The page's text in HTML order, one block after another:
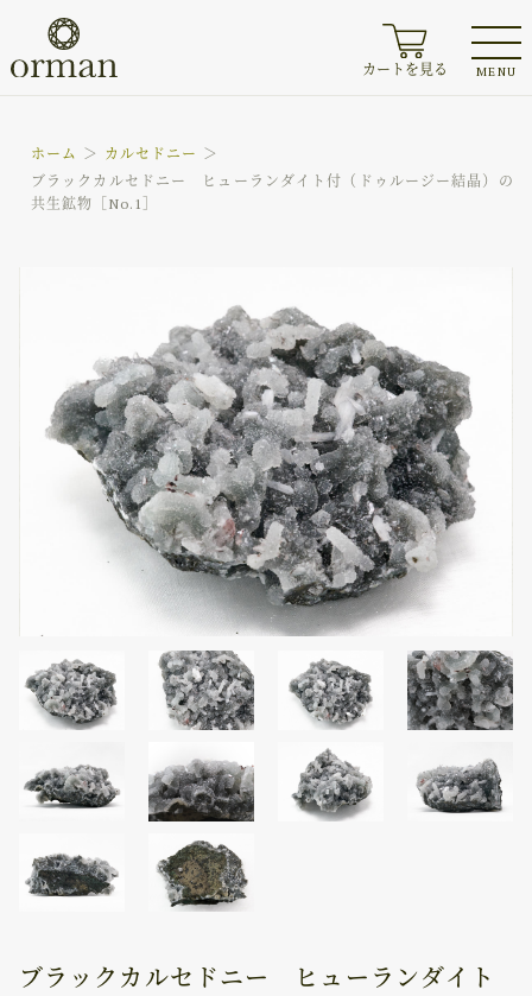
カートを見る MENU
ホーム
カルセドニー
ブラックカルセドニー ヒューランダイト付（ドゥルージー結晶）の
共生鉱物［No.1］
ブラックカルセドニー ヒューランダイト